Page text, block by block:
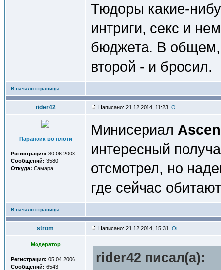
Тюдоры какие-
интриги, секс и
бюджета. В общем,
второй - и бросил.
В начало страницы
rider42 Написано: 21.12.2014, 11:23
Параноик во плоти
Регистрация: 30.06.2008
Сообщений: 3580
Откуда: Самара
Минисериал
интересный
отсмотрел, но
где сейчас
В начало страницы
strom Написано: 21.12.2014, 15:31
Модератор
Регистрация: 05.04.2006
Сообщений: 6543
rider42 писал(a):